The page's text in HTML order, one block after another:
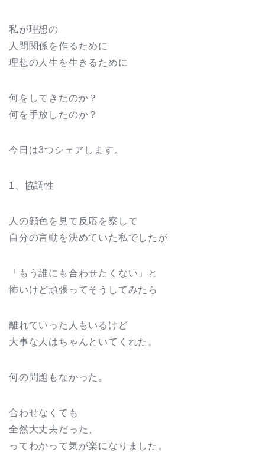
私が理想の
人間関係を作るために
理想の人生を生きるために
何をしてきたのか？
何を手放したのか？
今日は3つシェアします。
1、協調性
人の顔色を見て反応を察して
自分の言動を決めていた私でしたが
「もう誰にも合わせたくない」と
怖いけど頑張ってそうしてみたら
離れていった人もいるけど
大事な人はちゃんといてくれた。
何の問題もなかった。
合わせなくても
全然大丈夫だった、
ってわかって気が楽になりました。